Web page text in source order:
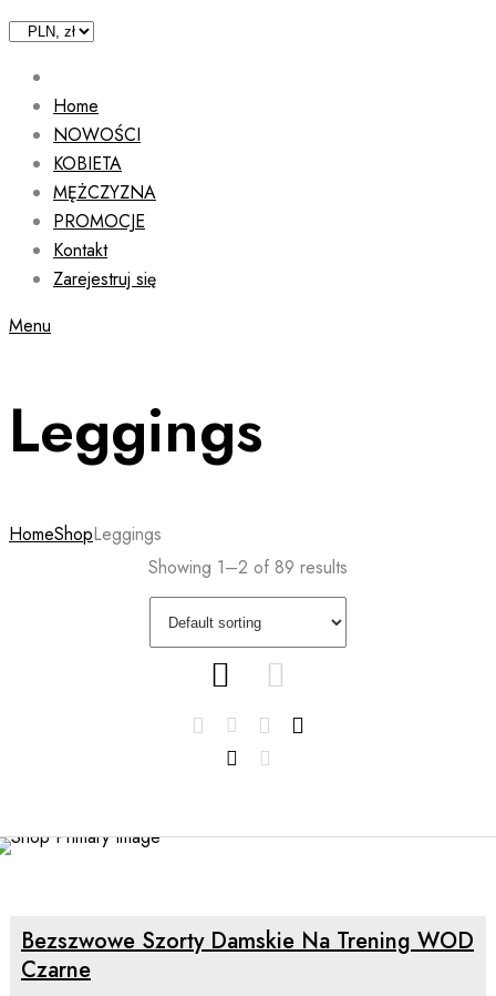
Home
NOWOŚCI
KOBIETA
MĘŻCZYZNA
PROMOCJE
Kontakt
Zarejestruj się
Menu
Leggings
HomeShopLeggings
Showing 1–2 of 89 results
Bezszwowe Szorty Damskie Na Trening WOD
Czarne